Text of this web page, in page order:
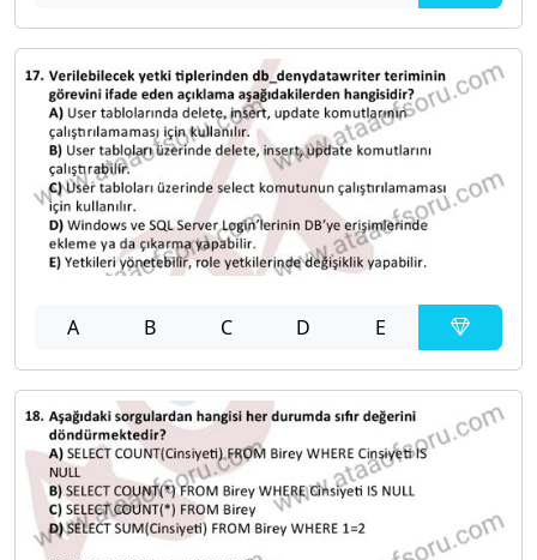
A B C D E